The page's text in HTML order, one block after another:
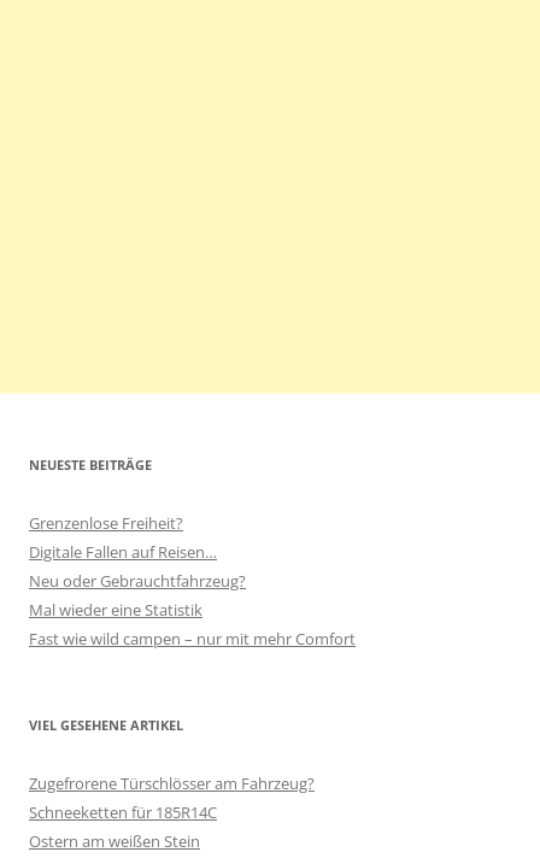
NEUESTE BEITRÄGE
Grenzenlose Freiheit?
Digitale Fallen auf Reisen…
Neu oder Gebrauchtfahrzeug?
Mal wieder eine Statistik
Fast wie wild campen – nur mit mehr Comfort
VIEL GESEHENE ARTIKEL
Zugefrorene Türschlösser am Fahrzeug?
Schneeketten für 185R14C
Ostern am weißen Stein